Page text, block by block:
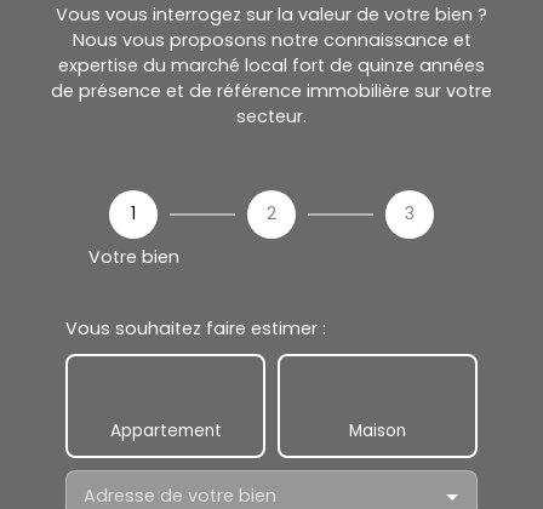
Vous vous interrogez sur la valeur de votre bien ?
Nous vous proposons notre connaissance et
expertise du marché local fort de quinze années
de présence et de référence immobilière sur votre
secteur.
1
Votre bien
2 3
Vous souhaitez faire estimer :
Appartement Maison
Adresse de votre bien